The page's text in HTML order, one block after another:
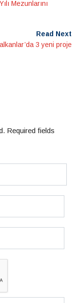
Mezunlarını
Read Next
3 yeni proje
Required fields